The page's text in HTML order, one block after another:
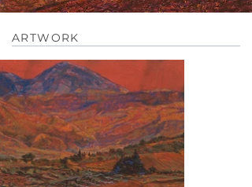
ARTWORK